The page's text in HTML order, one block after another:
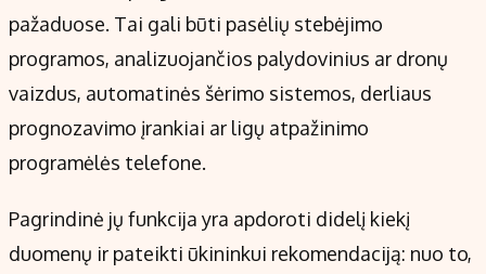
pažaduose. Tai gali būti pasėlių stebėjimo
programos, analizuojančios palydovinius ar dronų
vaizdus, automatinės šėrimo sistemos, derliaus
prognozavimo įrankiai ar ligų atpažinimo
programėlės telefone.
Pagrindinė jų funkcija yra apdoroti didelį kiekį
duomenų ir pateikti ūkininkui rekomendaciją: nuo to,